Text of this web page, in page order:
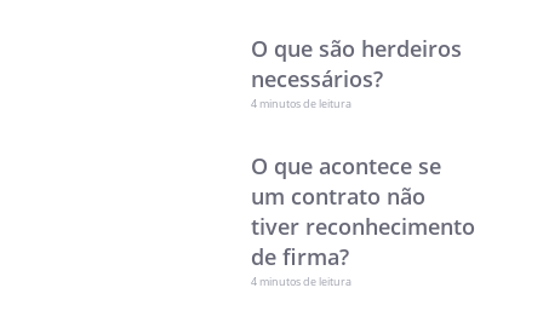
O que são herdeiros
necessários?
4 minutos de leitura
O que acontece se
um contrato não
tiver reconhecimento
de firma?
4 minutos de leitura